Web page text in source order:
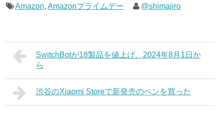
Amazon, Amazonプライムデー @shimajiro
SwitchBotが18製品を値上げ、2024年8月1日か
ら
渋谷のXiaomi Storeで新発売のペンを買った